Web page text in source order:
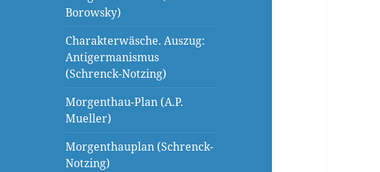
Borowsky)
Charakterwäsche. Auszug:
Antigermanismus
(Schrenck-Notzing)
Morgenthau-Plan (A.P.
Mueller)
Morgenthauplan (Schrenck-
Notzing)